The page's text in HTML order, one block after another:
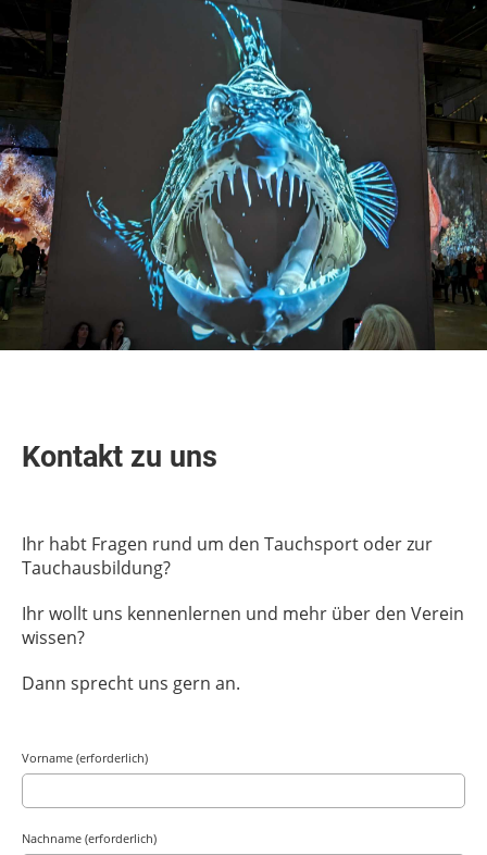
Kontakt zu uns
Ihr habt Fragen rund um den Tauchsport oder zur
Tauchausbildung?
Ihr wollt uns kennenlernen und mehr über den Verein
wissen?
Dann sprecht uns gern an.
Vorname (erforderlich)
Nachname (erforderlich)